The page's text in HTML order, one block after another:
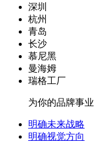
深圳
杭州
青岛
长沙
慕尼黑
曼海姆
瑞格工厂
为你的品牌事业
明确未来战略
明确视觉方向